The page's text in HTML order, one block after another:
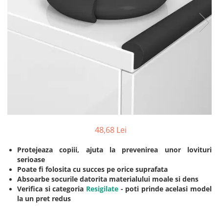
Deflectoare pentru aer conditionat
Protectii exterior
Casti antifonice pentru copii si
Echipament protectie bicicleta si
Haine & accesorii plaja
Palarii protectie UV
Accesorii plaja
Puericultura mare
48,68 Lei
​​Protejeaza copiii, ajuta la prevenirea unor lovituri
serioase
Poate fi folosita cu succes pe orice suprafata
Absoarbe socurile datorita materialului moale si dens
Verifica si categoria Resigilate - poti prinde acelasi model
la un pret redus